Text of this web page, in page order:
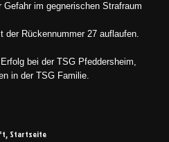
im gegnerischen Strafraum
der Rückennummer 27 auflaufen.
bei der TSG Pfeddersheim,
in der TSG Familie.
, Startseite